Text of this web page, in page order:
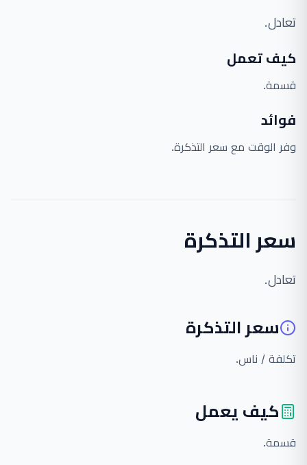
تعادل.
كيف تعمل
قسمة.
فوائد
وفر الوقت مع سعر التذكرة.
سعر التذكرة
تعادل.
سعر التذكرة
تكلفة / ناس.
كيف يعمل
قسمة.